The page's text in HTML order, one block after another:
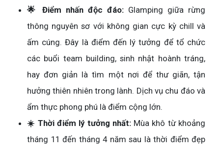
🌟 Điểm nhấn độc đáo: Glamping giữa rừng
thông nguyên sơ với không gian cực kỳ chill và
ấm cúng. Đây là điểm đến lý tưởng để tổ chức
các buổi team building, sinh nhật hoành tráng,
hay đơn giản là tìm một nơi để thư giãn, tận
hưởng thiên nhiên trong lành. Dịch vụ chu đáo và
ẩm thực phong phú là điểm cộng lớn.
☀️ Thời điểm lý tưởng nhất:Mùa khô từ khoảng
tháng 11 đến tháng 4 năm sau là thời điểm đẹp